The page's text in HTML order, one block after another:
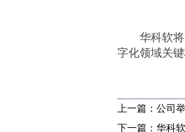
华科软
字化领域关
上一篇：公司
下一篇：华科